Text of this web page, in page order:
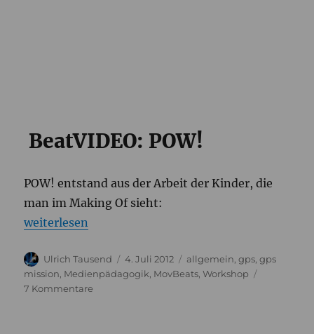
BeatVIDEO: POW!
POW! entstand aus der Arbeit der Kinder, die
man im Making Of sieht:
„Musikvideo Workshop „BeatVIDEO“ im Rahmen
weiterlesen
Autor
Ulrich Tausend
Veröffentlicht
am
4. Juli 2012 Kategorien
allgemein ,gps ,gps
mission Medienpädagogik MovBeats ,Workshop
7 Kommentare